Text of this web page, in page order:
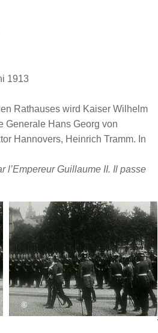
1913
Rathauses wird Kaiser Wilhelm
Generale Hans Georg von
Hannovers, Heinrich Tramm. In
l’Empereur Guillaume II. Il passe